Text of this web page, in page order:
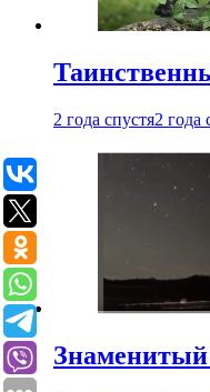
2 года спустя2 года
Знаменитый